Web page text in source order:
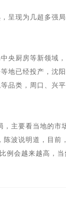
呈现为几超多强
央厨房等新领域
地已经投产，沈
品类，周口、兴
主要看当地的
波说明道，目前
例会越来越高，